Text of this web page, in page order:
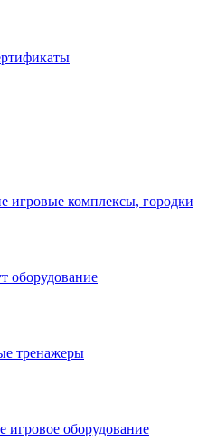
игровые комплексы, городки
оборудование
тренажеры
игровое оборудование